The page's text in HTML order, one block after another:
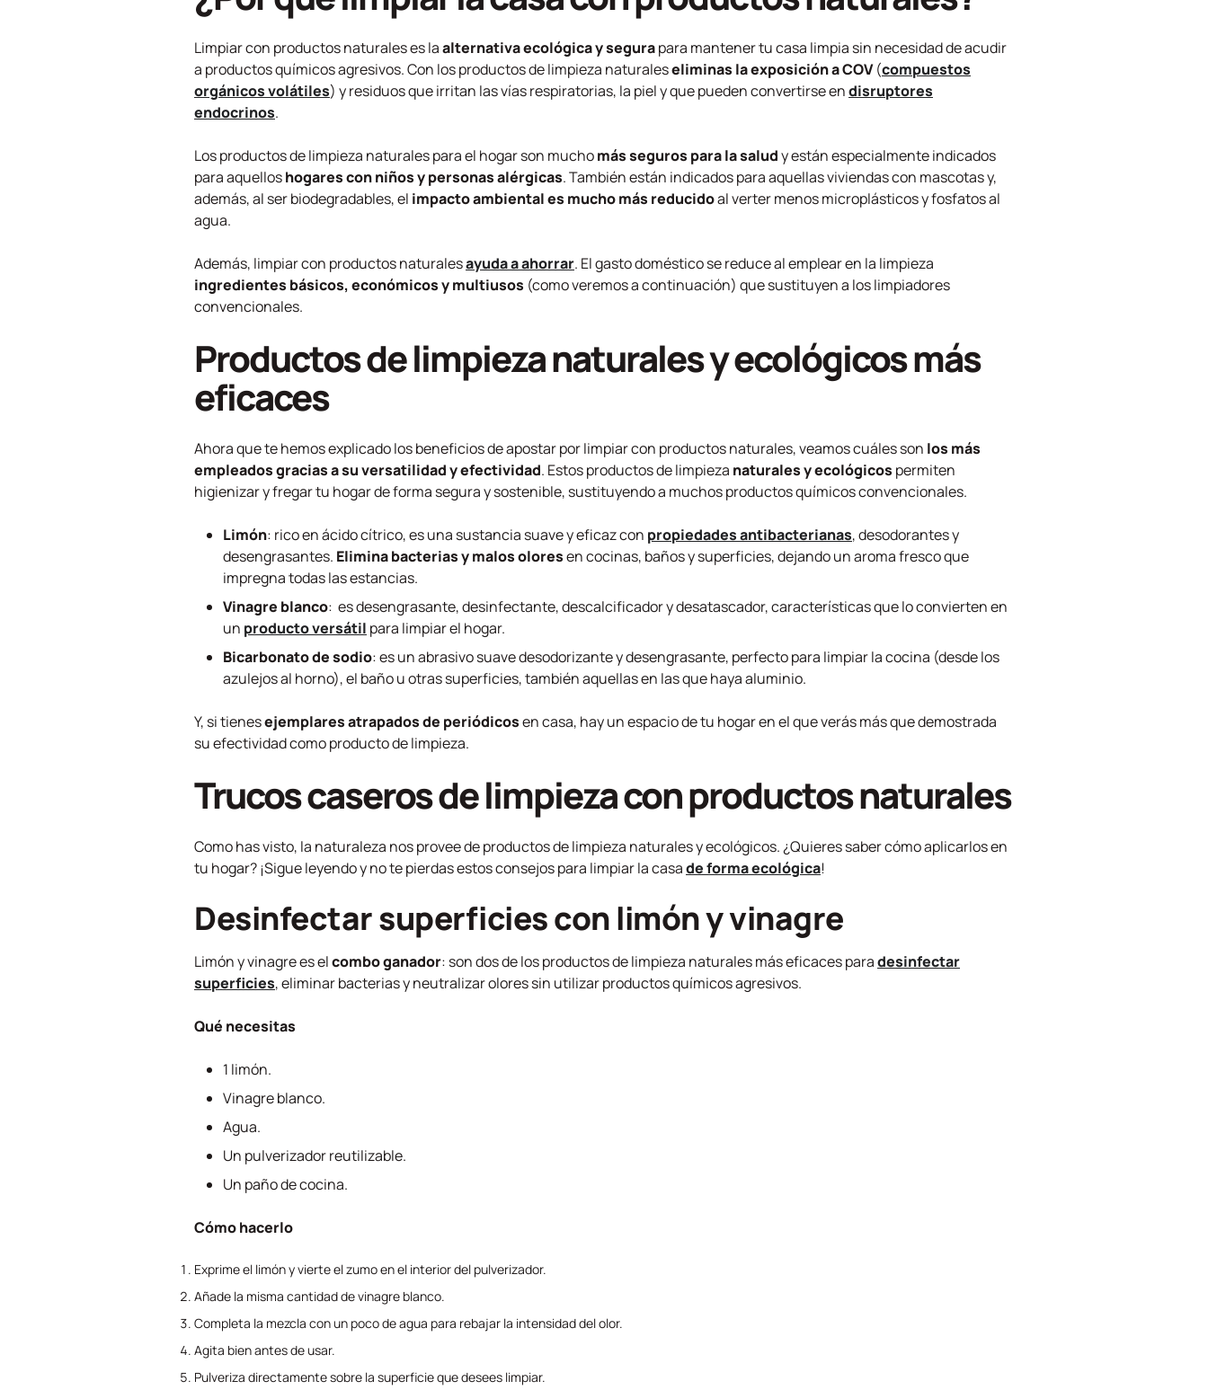
Limpiar con productos naturales es laalternativa ecológica y segurapara mantener tu casa limpia sin necesidad de acudir
a productos químicos agresivos. Con los productos de limpieza naturaleseliminas la exposición a COV(compuestos
orgánicos volátiles) y residuos que irritan las vías respiratorias, la piel y que pueden convertirse endisruptores
endocrinos.
Los productos de limpieza naturales para el hogar son muchomás seguros para la saludy están especialmente indicados
para aquelloshogares con niños y personas alérgicas. También están indicados para aquellas viviendas con mascotas y,
además, al ser biodegradables, el impacto ambiental es mucho más reducidoal verter menos microplásticos y fosfatos al
agua.
Además, limpiar con productos naturalesayuda a ahorrar. El gasto doméstico se reduce al emplear en la limpieza
ingredientes básicos, económicos y multiusos (como veremos a continuación) que sustituyen a los limpiadores
convencionales.
Productos de limpieza naturales y ecológicos más
eficaces
Ahora que te hemos explicado los beneficios de apostar por limpiar con productos naturales, veamos cuáles son los más
empleados gracias a su versatilidad y efectividad. Estos productos de limpieza naturales y ecológicos permiten
higienizar y fregar tu hogar de forma segura y sostenible, sustituyendo a muchos productos químicos convencionales.
Limón: rico en ácido cítrico, es una sustancia suave y eficaz con propiedades antibacterianas, desodorantes y
desengrasantes. Elimina bacterias y malos oloresen cocinas, baños y superficies, dejando un aroma fresco que
impregna todas las estancias.
Vinagre blanco: es desengrasante, desinfectante, descalcificador y desatascador, características que lo convierten en
un producto versátil para limpiar el hogar.
Bicarbonato de sodio: es un abrasivo suave desodorizante y desengrasante, perfecto para limpiar la cocina (desde los
azulejos al horno), el baño u otras superficies, también aquellas en las que haya aluminio.
Y, si tienesejemplares atrapados de periódicosen casa, hay un espacio de tu hogar en el que verás más que demostrada
su efectividad como producto de limpieza.
Trucos caseros de limpieza con productos naturales
Como has visto, la naturaleza nos provee de productos de limpieza naturales y ecológicos. ¿Quieres saber cómo aplicarlos en
tu hogar? ¡Sigue leyendo y no te pierdas estos consejos para limpiar la casade forma ecológica!
Desinfectar superficies con limón y vinagre
Limón y vinagre es elcombo ganador: son dos de los productos de limpieza naturales más eficaces paradesinfectar
superficies, eliminar bacterias y neutralizar olores sin utilizar productos químicos agresivos.
Qué necesitas
1 limón.
Vinagre blanco.
Agua.
Un pulverizador reutilizable.
Un paño de cocina.
Cómo hacerlo
Exprime el limón y vierte el zumo en el interior del pulverizador.
Añade la misma cantidad de vinagre blanco.
Completa la mezcla con un poco de agua para rebajar la intensidad del olor.
Agita bien antes de usar.
Pulveriza directamente sobre la superficie que desees limpiar.